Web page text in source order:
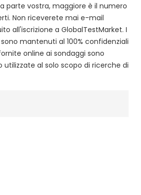
parte vostra, maggiore è il numero
Non riceverete mai e-mail
all'iscrizione a GlobalTestMarket. I
mantenuti al 100% confidenziali
online ai sondaggi sono
utilizzate al solo scopo di ricerche di